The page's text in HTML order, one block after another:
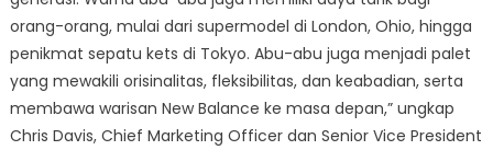
orang-orang, mulai dari supermodel di London, Ohio, hingga
penikmat sepatu kets di Tokyo. Abu-abu juga menjadi palet
yang mewakili orisinalitas, fleksibilitas, dan keabadian, serta
membawa warisan New Balance ke masa depan,” ungkap
Chris Davis, Chief Marketing Officer dan Senior Vice President